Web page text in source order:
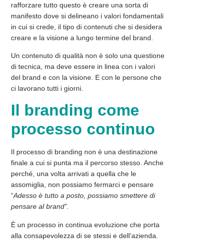
rafforzaretutto questo è creare una sorta di
manifesto dove si delineano i valori fondamentali
in cui si crede, il tipo di contenuti che si desidera
creare e la visione a lungo termine del brand.
Un contenuto di qualità non è solo una questione
di tecnica, ma deve essere in linea con i valori
del brand e con la visione. E con le persone che
ci lavorano tutti i giorni.
Il branding come
processo continuo
Il processo di branding non è una destinazione
finale a cui si punta ma il percorso stesso. Anche
perché, una volta arrivati a quella che le
assomiglia, non possiamo fermarci e pensare
“Adesso è tutto a posto, possiamo smettere di
pensare al brand”.
È un processo in continua evoluzione che porta
alla consapevolezza di se stessi e dell’azienda.